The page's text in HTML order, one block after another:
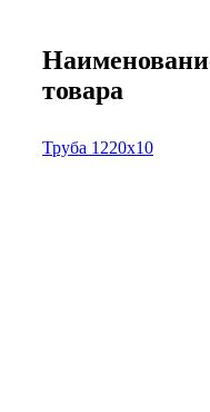
товара
Труба 1220х10